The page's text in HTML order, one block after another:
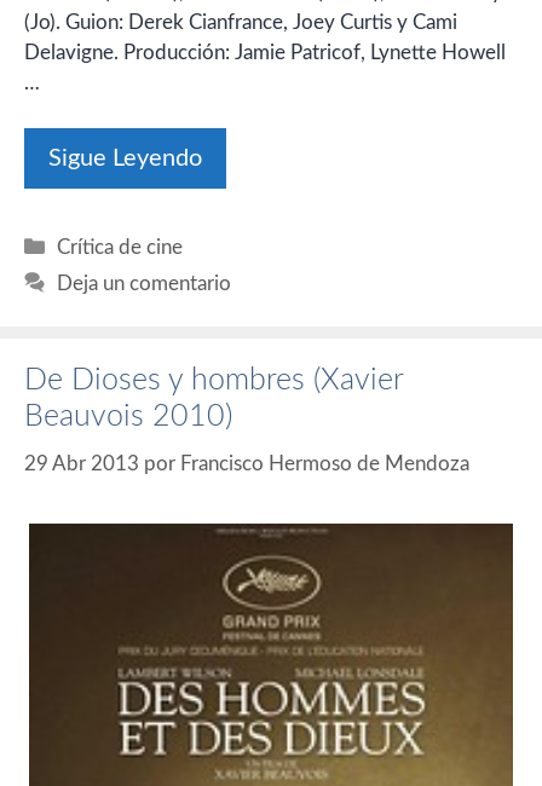
(Jo). Guion: Derek Cianfrance, Joey Curtis y Cami
Delavigne. Producción: Jamie Patricof, Lynette Howell
…
Sigue Leyendo
Categorías
Crítica de cine
Deja un comentario
De Dioses y hombres (Xavier
Beauvois 2010)
29 Abr 2013 por Francisco Hermoso de Mendoza